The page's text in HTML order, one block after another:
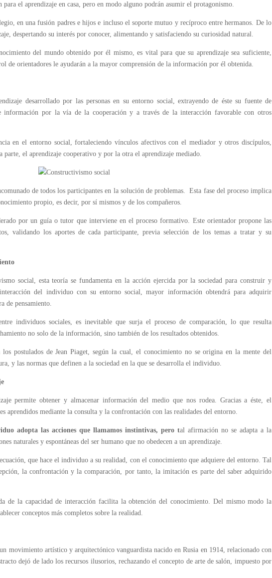
el aprendizaje en casa, pero en modo alguno podrán asumir el protagonismo.
en una fusión padres e hijos e incluso el soporte mutuo y recíproco entre hermanos. De lo
despertando su interés por conocer, alimentando y satisfaciendo su curiosidad natural.
del mundo obtenido por él mismo, es vital para que su aprendizaje sea suficiente,
de orientadores le ayudarán a la mayor comprensión de la información por él obtenida.
desarrollado por las personas en su entorno social, extrayendo de éste su fuente de
información por la vía de la cooperación y a través de la interacción favorable con otros
en el entorno social, fortaleciendo vínculos afectivos con el mediador y otros discípulos,
parte, el aprendizaje cooperativo y por la otra el aprendizaje mediado.
de todos los participantes en la solución de problemas. Esta fase del proceso implica
propio, es decir, por sí mismos y de los compañeros.
por un guía o tutor que interviene en el proceso formativo. Este orientador propone las
validando los aportes de cada participante, previa selección de los temas a tratar y su
social, esta teoría se fundamenta en la acción ejercida por la sociedad para construir y
del individuo con su entorno social, mayor información obtendrá para adquirir
de pensamiento.
individuos sociales, es inevitable que surja el proceso de comparación, lo que resulta
no solo de la información, sino también de los resultados obtenidos.
postulados de Jean Piaget, según la cual, el conocimiento no se origina en la mente del
y las normas que definen a la sociedad en la que se desarrolla el individuo.
permite obtener y almacenar información del medio que nos rodea. Gracias a éste, el
aprendidos mediante la consulta y la confrontación con las realidades del entorno.
adopta las acciones que llamamos instintivas, pero tal afirmación no se adapta a la
naturales y espontáneas del ser humano que no obedecen a un aprendizaje.
que hace el individuo a su realidad, con el conocimiento que adquiere del entorno. Tal
la confrontación y la comparación, por tanto, la imitación es parte del saber adquirido
de la capacidad de interacción facilita la obtención del conocimiento. Del mismo modo la
conceptos más completos sobre la realidad.
movimiento artístico y arquitectónico vanguardista nacido en Rusia en 1914, relacionado con
dejó de lado los recursos ilusorios, rechazando el concepto de arte de salón, impuesto por